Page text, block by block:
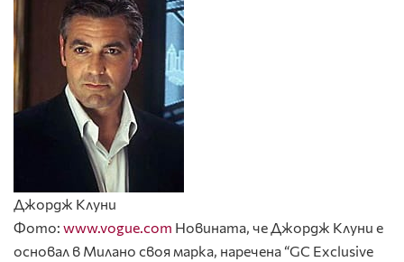
Джордж Клуни
Фото: www.vogue.com Новината, че Джордж Клуни е
основал в Милано своя марка, наречена “GC Exclusive